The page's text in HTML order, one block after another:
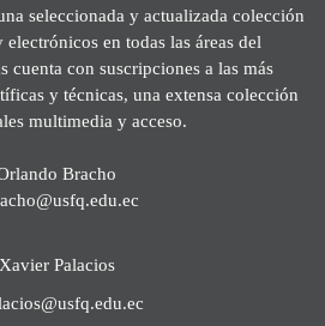
seleccionada y actualizada colección
en todas las áreas del
cuenta con suscripciones a las más
y técnicas, una extensa colección
multimedia y acceso.
Bracho
Xavier Palacios